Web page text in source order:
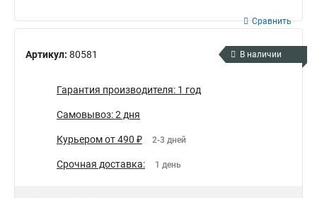
Артикул: 80581
Сравнить
В наличии
Гарантия производителя: 1 год
Самовывоз: 2 дня
Курьером от 490 ₽ 2-3 дней
Срочная доставка: 1 день